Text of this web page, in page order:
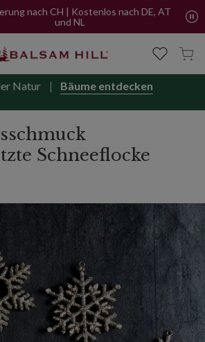
nach CH | Kostenlos nach DE, AT
und NL
Natur Bäume entdecken
Schneeflocke
| Balsam Hill